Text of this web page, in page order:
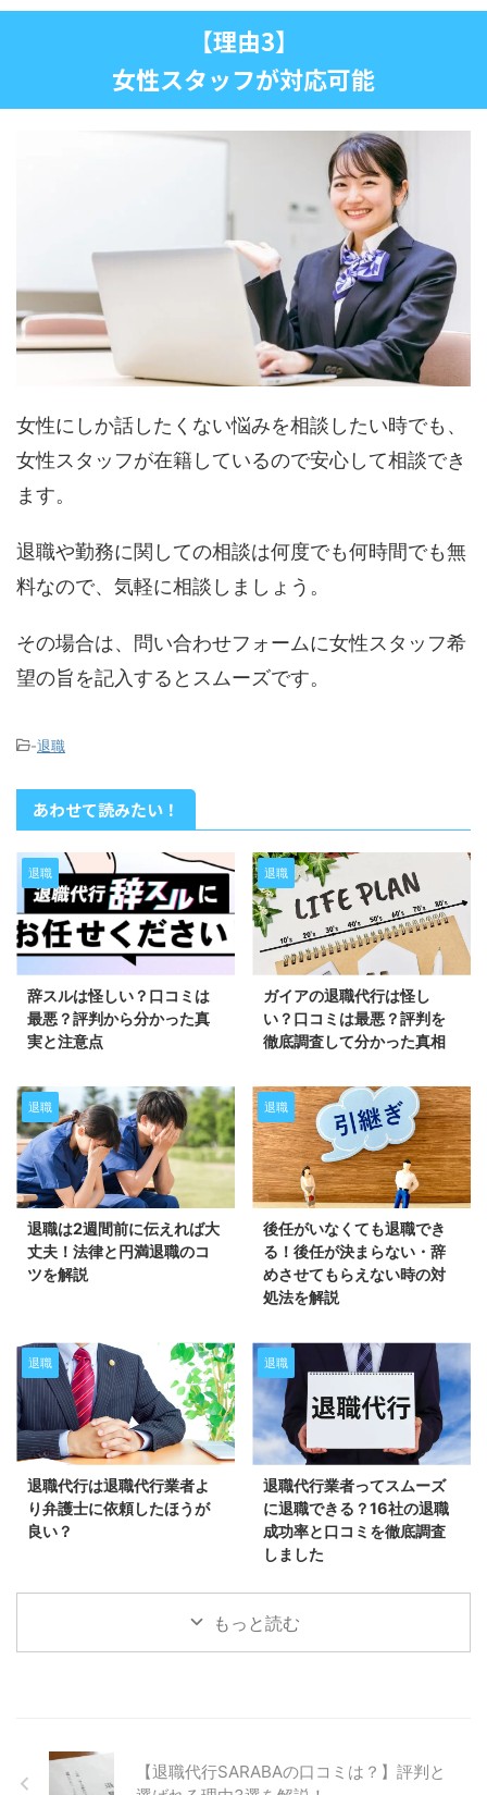
【理由3】
女性スタッフが対応可能
女性にしか話したくない悩みを相談したい時でも、
女性スタッフが在籍しているので安心して相談でき
ます。
退職や勤務に関しての相談は何度でも何時間でも無
料なので、気軽に相談しましょう。
その場合は、問い合わせフォームに女性スタッフ希
望の旨を記入するとスムーズです。
-退職
あわせて読みたい！
退職
辞スルは怪しい？口コミは
最悪？評判から分かった真
実と注意点
退職
ガイアの退職代行は怪し
い？口コミは最悪？評判を
徹底調査して分かった真相
退職
退職は2週間前に伝えれば大
丈夫！法律と円満退職のコ
ツを解説
退職
後任がいなくても退職でき
る！後任が決まらない・辞
めさせてもらえない時の対
処法を解説
退職
退職代行は退職代行業者よ
り弁護士に依頼したほうが
良い？
退職
退職代行業者ってスムーズ
に退職できる？16社の退職
成功率と口コミを徹底調査
しました
もっと読む
【退職代行SARABAの口コミは？】評判と